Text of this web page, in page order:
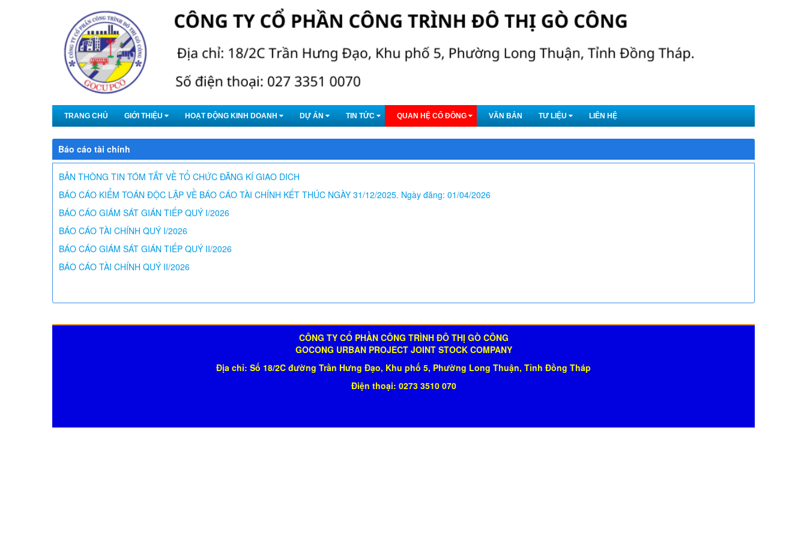
TRANG CHỦ GIỚI THIỆU HOẠT ĐỘNG KINH DOANH DỰ ÁN TIN TỨC QUAN HỆ CỔ ĐÔNG VĂN BẢN TƯ LIỆU LIÊN HỆ
Báo cáo tài chính
BẢN THÔNG TIN TÓM TẮT VỀ TỔ CHỨC ĐĂNG KÍ GIAO DICH
BÁO CÁO KIỂM TOÁN ĐỘC LẬP VỀ BÁO CÁO TÀI CHÍNH KẾT THÚC NGÀY 31/12/2025. Ngày đăng: 01/04/2026
BÁO CÁO GIÁM SÁT GIÁN TIẾP QUÝ I/2026
BÁO CÁO TÀI CHÍNH QUÝ I/2026
BÁO CÁO GIÁM SÁT GIÁN TIẾP QUÝ II/2026
BÁO CÁO TÀI CHÍNH QUÝ II/2026
CÔNG TY CỔ PHẦN CÔNG TRÌNH ĐÔ THỊ GÒ CÔNG
GOCONG URBAN PROJECT JOINT STOCK COMPANY
Địa chỉ: Số 18/2C đường Trần Hưng Đạo, Khu phố 5, Phường Long Thuận, Tỉnh Đồng Tháp
Điện thoại: 0273 3510 070